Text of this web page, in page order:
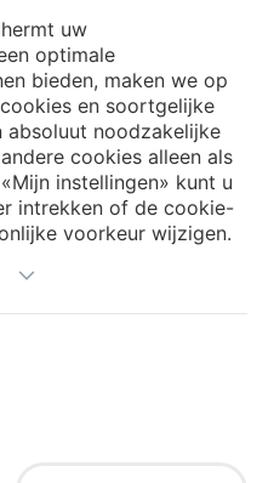
uw
optimale
bieden, maken we op
en soortgelijke
absoluut noodzakelijke
cookies alleen als
instellingen» kunt u
intrekken of de cookie-
voorkeur wijzigen.